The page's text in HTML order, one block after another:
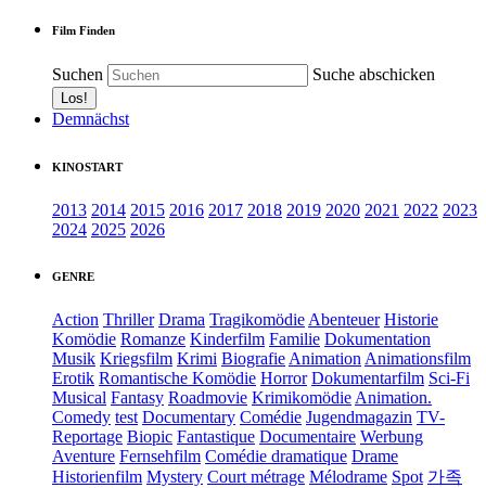
Film Finden
Suchen Suche abschicken
Demnächst
KINOSTART
2013 2014 2015 2016 2017 2018 2019 2020 2021 2022 2023
2024 2025 2026
GENRE
Action Thriller Drama TragikomödieAbenteuer Historie
Komödie Romanze Kinderfilm Familie Dokumentation
Musik Kriegsfilm Krimi BiografieAnimationAnimationsfilm
Erotik Romantische Komödie Horror Dokumentarfilm Sci-Fi
Musical Fantasy Roadmovie KrimikomödieAnimation.
Comedy test Documentary Comédie Jugendmagazin TV-
Reportage Biopic Fantastique Documentaire Werbung
Aventure Fernsehfilm Comédie dramatique Drame
Historienfilm Mystery Court métrage Mélodrame Spot 가족